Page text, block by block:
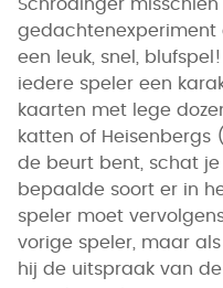
Schrödinger
gedachtenexperiment
een leuk, snel,
iedere speler een
kaarten met lege
katten of Heisenbergs
de beurt bent, schat
bepaalde soort er in
speler moet
vorige speler, maar
hij de uitspraak van